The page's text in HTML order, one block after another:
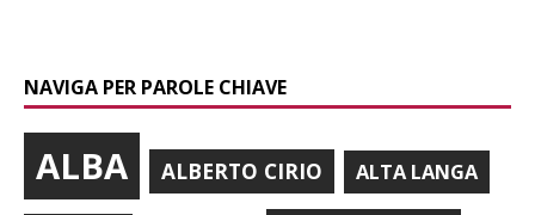
NAVIGA PER PAROLE CHIAVE
ALBA ALBERTO CIRIO ALTA LANGA